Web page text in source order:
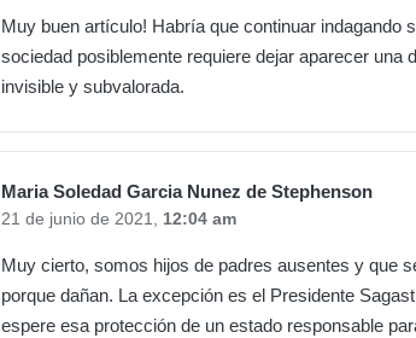
Muy buen artículo! Habría que continuar indagando
sociedad posiblemente requiere dejar aparecer una
invisible y subvalorada.
Maria Soledad Garcia Nunez de Stephenson
21 de junio de 2021, 12:04 am
Muy cierto, somos hijos de padres ausentes y que
porque dañan. La excepción es el Presidente
espere esa protección de un estado responsable